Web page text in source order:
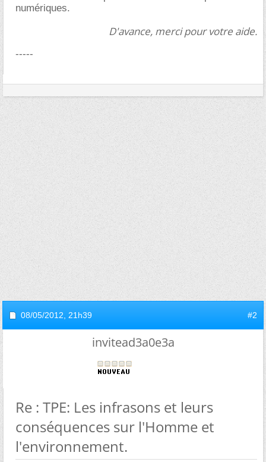
numériques.
D'avance, merci pour votre aide.
-----
08/05/2012, 21h39 #2
invitead3a0e3a
Re : TPE: Les infrasons et leurs
conséquences sur l'Homme et
l'environnement.